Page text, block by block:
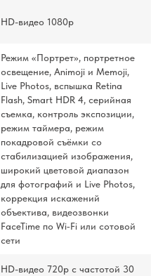
HD-видео 1080p
Режим «Портрет», портретное
освещение, Animoji и Memoji,
Live Photos, вспышка Retina
Flash, Smart HDR 4, серийная
съемка, контроль экспозиции,
режим таймера, режим
покадровой съёмки со
стабилизацией изображения,
широкий цветовой диапазон
для фотографий и Live Photos,
коррекция искажений
объектива, видеозвонки
FaceTime по Wi‑Fi или сотовой
сети
HD-видео 720p с частотой 30